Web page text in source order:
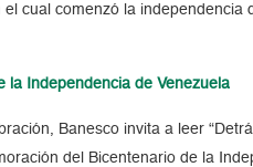
cual comenzó la
la Independencia de Venezuela
Banesco invita a leer
del Bicentenario de la